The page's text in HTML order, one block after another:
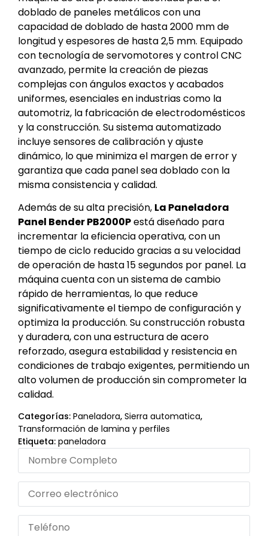
doblado de paneles metálicos con una
capacidad de doblado de hasta 2000 mm de
longitud y espesores de hasta 2,5 mm. Equipado
con tecnología de servomotores y control CNC
avanzado, permite la creación de piezas
complejas con ángulos exactos y acabados
uniformes, esenciales en industrias como la
automotriz, la fabricación de electrodomésticos
y la construcción. Su sistema automatizado
incluye sensores de calibración y ajuste
dinámico, lo que minimiza el margen de error y
garantiza que cada panel sea doblado con la
misma consistencia y calidad.
Además de su alta precisión, La Paneladora
Panel Bender PB2000Pestá diseñado para
incrementar la eficiencia operativa, con un
tiempo de ciclo reducido gracias a su velocidad
de operación de hasta 15 segundos por panel. La
máquina cuenta con un sistema de cambio
rápido de herramientas, lo que reduce
significativamente el tiempo de configuración y
optimiza la producción. Su construcción robusta
y duradera, con una estructura de acero
reforzado, asegura estabilidad y resistencia en
condiciones de trabajo exigentes, permitiendo un
alto volumen de producción sin comprometer la
calidad.
Categorías: Paneladora, Sierra automatica,
Transformación de lamina y perfiles
Etiqueta: paneladora